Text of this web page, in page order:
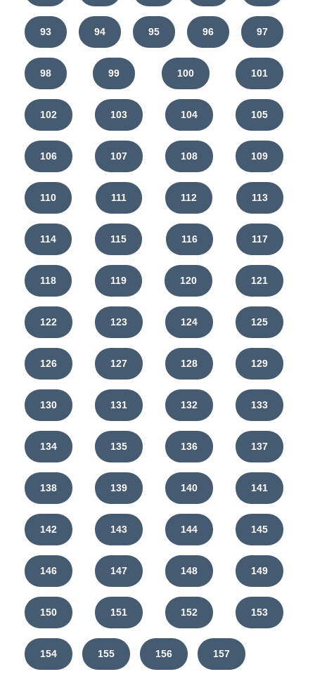
93 94 95 96 97
98 99 100 101
102 103 104 105
106 107 108 109
110 111 112 113
114 115 116 117
118 119 120 121
122 123 124 125
126 127 128 129
130 131 132 133
134 135 136 137
138 139 140 141
142 143 144 145
146 147 148 149
150 151 152 153
154 155 156 157